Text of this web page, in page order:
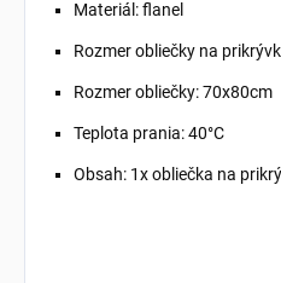
Materiál: flanel
Rozmer obliečky na
Rozmer obliečky: 70x80cm
Teplota prania: 40°C
Obsah: 1x obliečka na